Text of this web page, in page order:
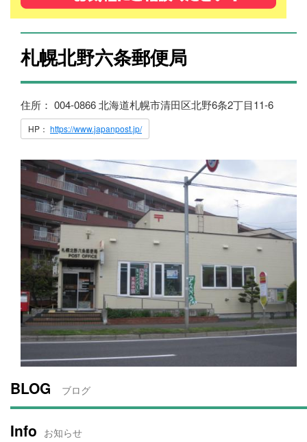
札幌北野六条郵便局
住所： 004-0866 北海道札幌市清田区北野6条2丁目11-6
HP： https://www.japanpost.jp/
BLOG ブログ
Info お知らせ